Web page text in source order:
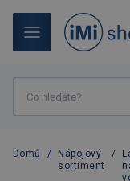
Domů /
Nápojový
sortiment
/